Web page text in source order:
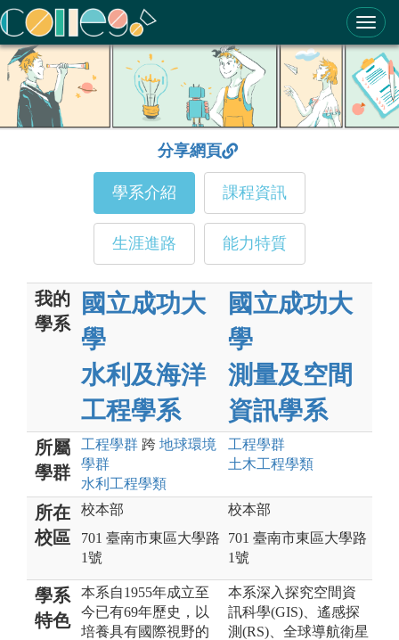
ColleGo! 大學選才與高中育才輔助系統
分享網頁
學系介紹 課程資訊
生涯進路 能力特質
我的
學系
國立成功大
學
水利及海洋
工程學系
國立成功大
學
測量及空間
資訊學系
所屬
學群
工程學群 跨 地球環境
學群
水利工程學類
工程學群
土木工程學類
所在
校區
校本部
701 臺南市東區大學路
1號
校本部
701 臺南市東區大學路
1號
學系
特色
本系自1955年成立至
今已有69年歷史，以
培養具有國際視野的
本系深入探究空間資
訊科學(GIS)、遙感探
測(RS)、全球導航衛星